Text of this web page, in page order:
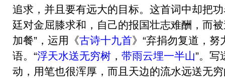
追求，并且要有远大的目标。这首词中却把
廷对金屈膝求和，自己的报国壮志难酬，而
加餐”，运用《古诗十九首》“弃捐勿复道，努
语。“浮天水送无穷树 ， 带雨云埋一半山”。写
动，用笔也很浑厚，而且天边的流水远送无